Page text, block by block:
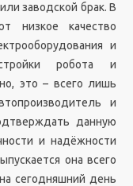
заводской брак. В
низкое качество
и
робота и
это – всего лишь
и
данную
и надёжности
она всего
сегодняшний день